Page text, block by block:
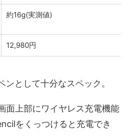
約16g(実測値)
12,980円
ンとして十分なスペック。
面上部にワイヤレス充電機能
をくっつけると充電でき